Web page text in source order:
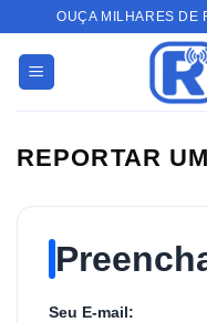
content
OUÇA MILHARES DE
REPORTAR
Seu E-mail: